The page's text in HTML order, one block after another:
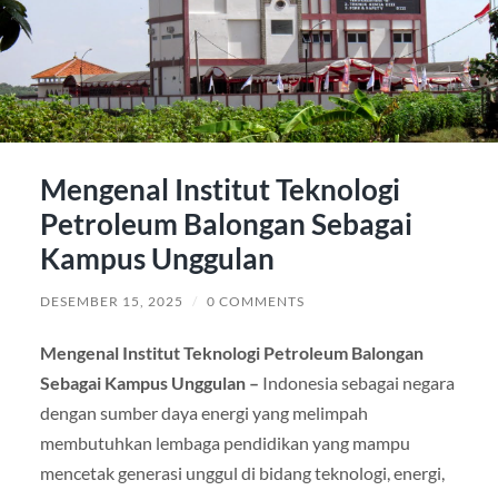
Mengenal Institut Teknologi
Petroleum Balongan Sebagai
Kampus Unggulan
DESEMBER 15, 2025 / 0 COMMENTS
Mengenal Institut Teknologi Petroleum Balongan
Sebagai Kampus Unggulan – Indonesia sebagai negara
dengan sumber daya energi yang melimpah
membutuhkan lembaga pendidikan yang mampu
mencetak generasi unggul di bidang teknologi, energi,